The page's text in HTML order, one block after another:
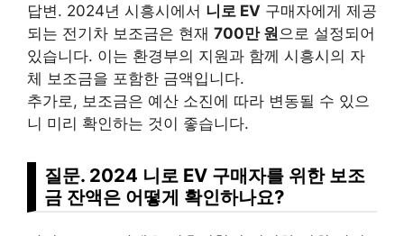
답변. 2024년 시흥시에서 니로 EV 구매자에게 제공
되는 전기차 보조금은 현재 700만 원으로 설정되어
있습니다. 이는 환경부의 지원과 함께 시흥시의 자
체 보조금을 포함한 금액입니다.
추가로, 보조금은 예산 소진에 따라 변동될 수 있으
니 미리 확인하는 것이 좋습니다.
질문. 2024 니로 EV 구매자를 위한 보조
금 잔액은 어떻게 확인하나요?